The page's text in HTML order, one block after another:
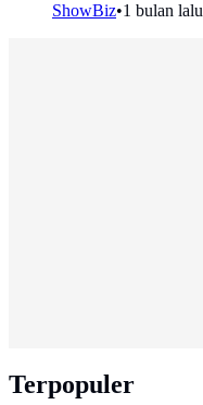
ShowBiz•1 bulan lalu
Terpopuler